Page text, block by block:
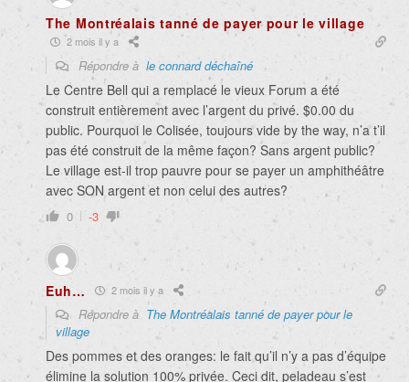
The Montréalais tanné de payer pour le village
2 mois il y a
Répondre à le connard déchaîné
Le Centre Bell qui a remplacé le vieux Forum a été
construit entièrement avec l’argent du privé. $0.00 du
public. Pourquoi le Colisée, toujours vide by the way, n’a t’il
pas été construit de la même façon? Sans argent public?
Le village est-il trop pauvre pour se payer un amphithéâtre
avec SON argent et non celui des autres?
0 -3
Euh… 2 mois il y a
Répondre à The Montréalais tanné de payer pour le
village
Des pommes et des oranges: le fait qu’il n’y a pas d’équipe
élimine la solution 100% privée. Ceci dit, peladeau s’est